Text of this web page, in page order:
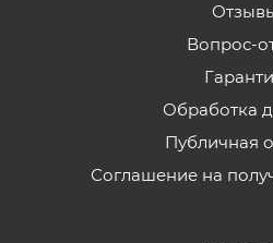
Вопрос-
Обработка
Публичная
Соглашение на